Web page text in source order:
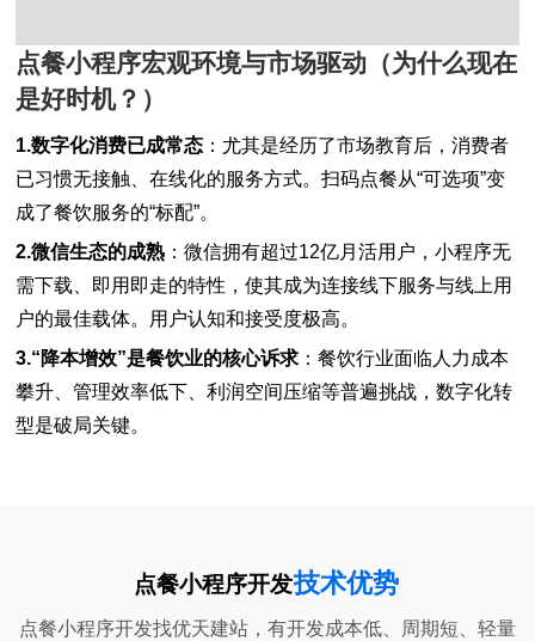
点餐小程序宏观环境与市场驱动（为什么现在
是好时机？）
1.数字化消费已成常态 ：尤其是经历了市场教育后，消费者
已习惯无接触、在线化的服务方式。扫码点餐从“可选项”变
成了餐饮服务的“标配”。
2.微信生态的成熟 ：微信拥有超过12亿月活用户，小程序无
需下载、即用即走的特性，使其成为连接线下服务与线上用
户的最佳载体。用户认知和接受度极高。
3.“降本增效”是餐饮业的核心诉求：餐饮行业面临人力成本
攀升、管理效率低下、利润空间压缩等普遍挑战，数字化转
型是破局关键。
点餐小程序开发技术优势
点餐小程序开发找优天建站，有开发成本低、周期短、轻量